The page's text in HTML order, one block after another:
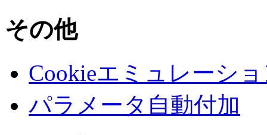
その他
Cookieエミュレーシ
パラメータ自動付加